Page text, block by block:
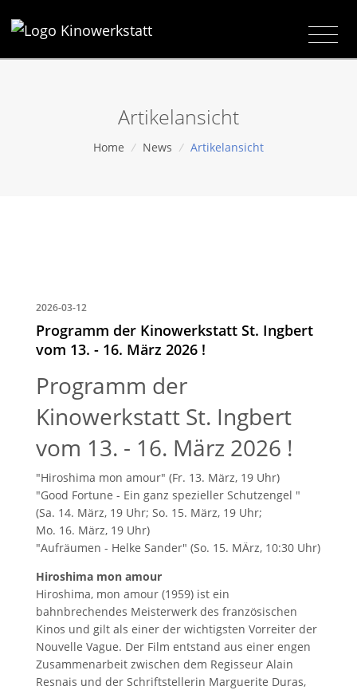
Artikelansicht
Home / News / Artikelansicht
2026-03-12
Programm der Kinowerkstatt St. Ingbert
vom 13. - 16. März 2026 !
Programm der
Kinowerkstatt St. Ingbert
vom 13. - 16. März 2026 !
"Hiroshima mon amour" (Fr. 13. März, 19 Uhr)
"Good Fortune - Ein ganz spezieller Schutzengel "
(Sa. 14. März, 19 Uhr; So. 15. März, 19 Uhr;
Mo. 16. März, 19 Uhr)
"Aufräumen - Helke Sander" (So. 15. MÄrz, 10:30 Uhr)
Hiroshima mon amour
Hiroshima, mon amour (1959) ist ein
bahnbrechendes Meisterwerk des französischen
Kinos und gilt als einer der wichtigsten Vorreiter der
Nouvelle Vague. Der Film entstand aus einer engen
Zusammenarbeit zwischen dem Regisseur Alain
Resnais und der Schriftstellerin Marguerite Duras,